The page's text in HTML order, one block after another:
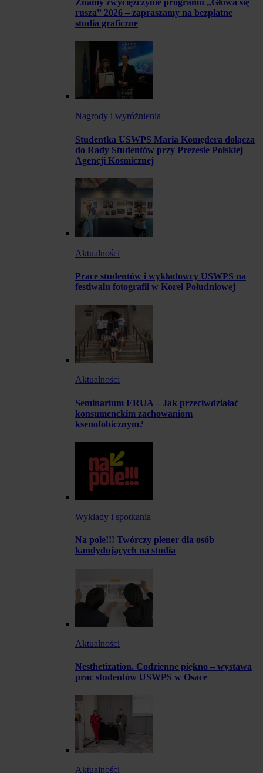
Znamy zwyciężczynie programu „Głowa się
rusza” 2026 – zapraszamy na bezpłatne
studia graficzne
Nagrody i wyróżnienia
Studentka USWPS Maria Komędera dołącza
do Rady Studentów przy Prezesie Polskiej
Agencji Kosmicznej
Aktualności
Prace studentów i wykładowcy USWPS na
festiwalu fotografii w Korei Południowej
Aktualności
Seminarium ERUA – Jak przeciwdziałać
konsumenckim zachowaniom
ksenofobicznym?
Wykłady i spotkania
Na pole!!! Twórczy plener dla osób
kandydujących na studia
Aktualności
Nesthetization. Codzienne piękno – wystawa
prac studentów USWPS w Osace
Aktualności